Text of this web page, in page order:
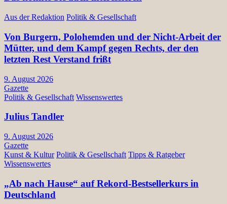
Aus der Redaktion Politik & Gesellschaft
Von Burgern, Polohemden und der Nicht-Arbeit der
Mütter, und dem Kampf gegen Rechts, der den
letzten Rest Verstand frißt
9. August 2026
Gazette
Politik & Gesellschaft Wissenswertes
Julius Tandler
9. August 2026
Gazette
Kunst & Kultur Politik & Gesellschaft Tipps & Ratgeber
Wissenswertes
„Ab nach Hause“ auf Rekord-Bestsellerkurs in
Deutschland